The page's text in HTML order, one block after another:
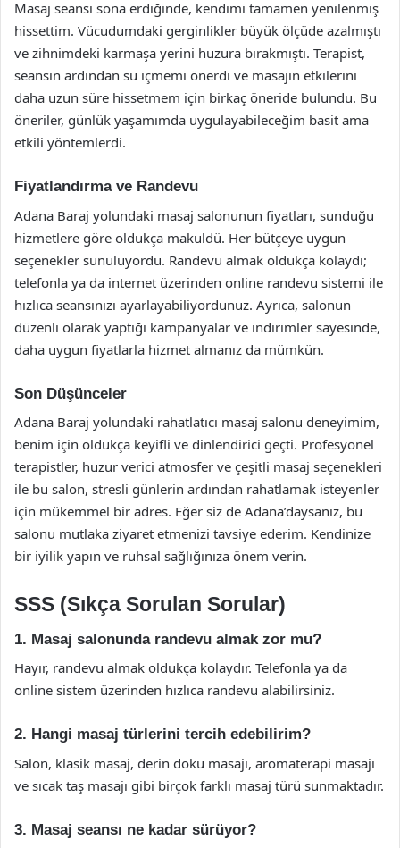
Masaj seansı sona erdiğinde, kendimi tamamen yenilenmiş
hissettim. Vücudumdaki gerginlikler büyük ölçüde azalmıştı
ve zihnimdeki karmaşa yerini huzura bırakmıştı. Terapist,
seansın ardından su içmemi önerdi ve masajın etkilerini
daha uzun süre hissetmem için birkaç öneride bulundu. Bu
öneriler, günlük yaşamımda uygulayabileceğim basit ama
etkili yöntemlerdi.
Fiyatlandırma ve Randevu
Adana Baraj yolundaki masaj salonunun fiyatları, sunduğu
hizmetlere göre oldukça makuldü. Her bütçeye uygun
seçenekler sunuluyordu. Randevu almak oldukça kolaydı;
telefonla ya da internet üzerinden online randevu sistemi ile
hızlıca seansınızı ayarlayabiliyordunuz. Ayrıca, salonun
düzenli olarak yaptığı kampanyalar ve indirimler sayesinde,
daha uygun fiyatlarla hizmet almanız da mümkün.
Son Düşünceler
Adana Baraj yolundaki rahatlatıcı masaj salonu deneyimim,
benim için oldukça keyifli ve dinlendirici geçti. Profesyonel
terapistler, huzur verici atmosfer ve çeşitli masaj seçenekleri
ile bu salon, stresli günlerin ardından rahatlamak isteyenler
için mükemmel bir adres. Eğer siz de Adana’daysanız, bu
salonu mutlaka ziyaret etmenizi tavsiye ederim. Kendinize
bir iyilik yapın ve ruhsal sağlığınıza önem verin.
SSS (Sıkça Sorulan Sorular)
1. Masaj salonunda randevu almak zor mu?
Hayır, randevu almak oldukça kolaydır. Telefonla ya da
online sistem üzerinden hızlıca randevu alabilirsiniz.
2. Hangi masaj türlerini tercih edebilirim?
Salon, klasik masaj, derin doku masajı, aromaterapi masajı
ve sıcak taş masajı gibi birçok farklı masaj türü sunmaktadır.
3. Masaj seansı ne kadar sürüyor?